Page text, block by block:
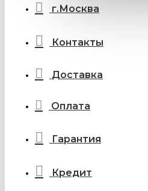
г.Москва
Контакты
Доставка
Оплата
Гарантия
Кредит